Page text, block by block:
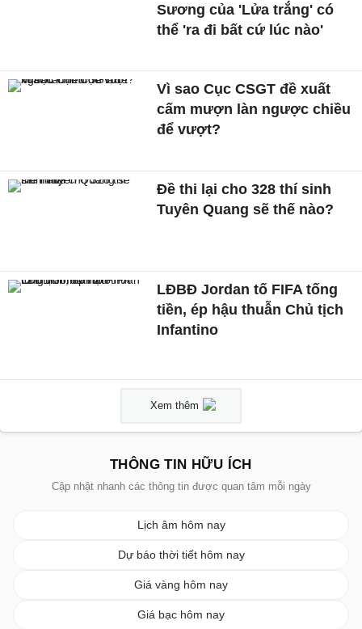
Sương của 'Lửa trắng' có
thể 'ra đi bất cứ lúc nào'
Vì sao Cục CSGT đề xuất
cấm mượn làn ngược chiều
để vượt?
Đề thi lại cho 328 thí sinh
Tuyên Quang sẽ thế nào?
LĐBĐ Jordan tố FIFA tống
tiền, ép hậu thuẫn Chủ tịch
Infantino
Xem thêm
THÔNG TIN HỮU ÍCH
Cập nhật nhanh các thông tin được quan tâm mỗi ngày
Lịch âm hôm nay
Dự báo thời tiết hôm nay
Giá vàng hôm nay
Giá bạc hôm nay